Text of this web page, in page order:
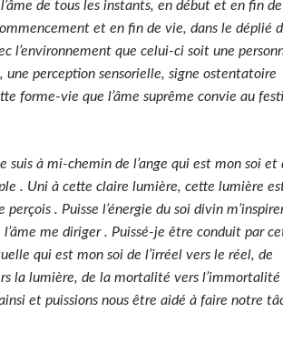
de tous les instants, en début et en fin de
et en fin de vie, dans le déplié
l’environnement que celui-ci soit une
une perception sensorielle, signe ostentatoire
forme-vie que l’âme suprême convie au
suis à mi-chemin de l’ange qui est mon soi et
. Uni à cette claire lumière, cette lumière
perçois . Puisse l’énergie du soi divin
me diriger . Puissé-je être conduit par
qui est mon soi de l’irréel vers le réel, de
la lumière, de la mortalité vers l’immortalité
et puissions nous être aidé à faire notre